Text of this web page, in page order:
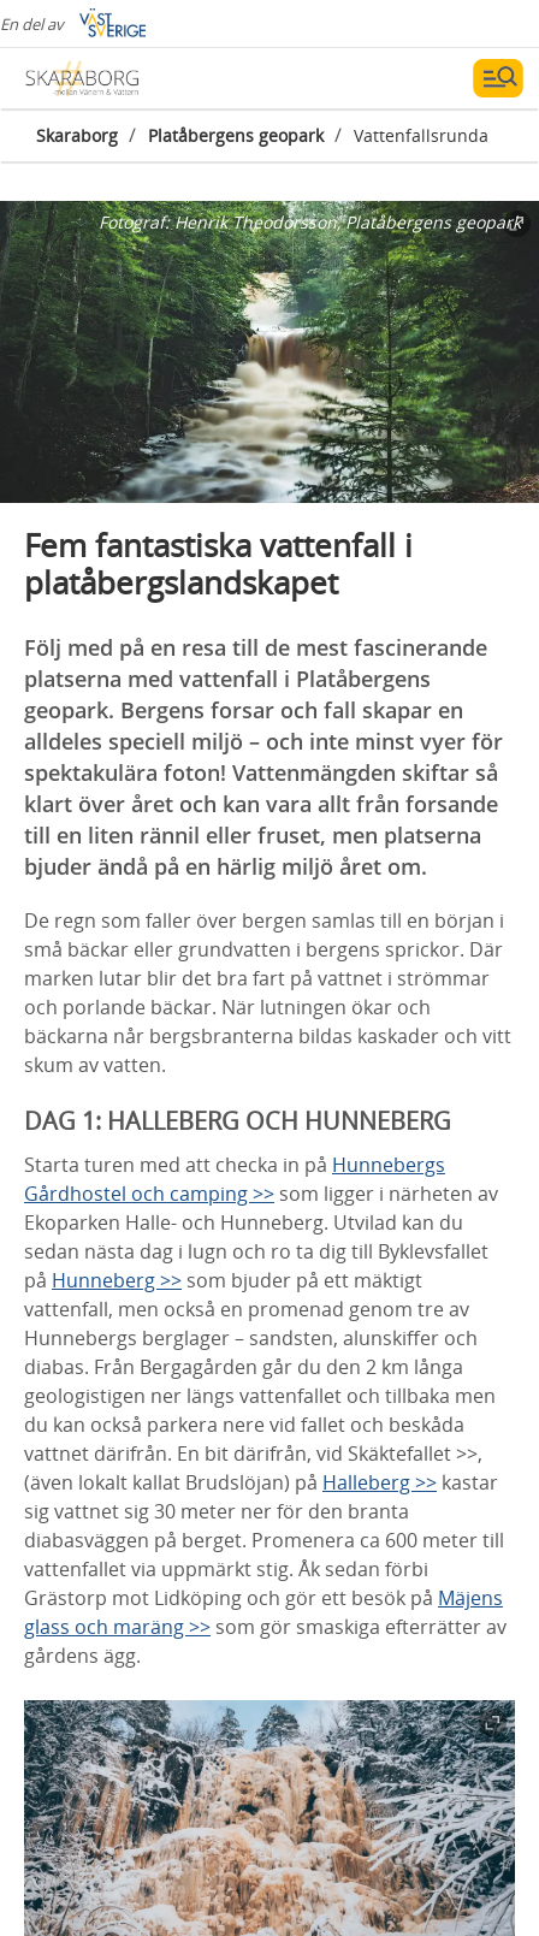
En del av
Skaraborg / Platåbergens geopark / Vattenfallsrunda
Fotograf:Henrik Theodorsson, Platåbergens geopark
Fem fantastiska vattenfall i
platåbergslandskapet
Följ med på en resa till de mest fascinerande
platserna med vattenfall i Platåbergens
geopark. Bergens forsar och fall skapar en
alldeles speciell miljö – och inte minst vyer för
spektakulära foton! Vattenmängden skiftar så
klart över året och kan vara allt från forsande
till en liten rännil eller fruset, men platserna
bjuder ändå på en härlig miljö året om.
De regn som faller över bergen samlas till en början i
små bäckar eller grundvatten i bergens sprickor. Där
marken lutar blir det bra fart på vattnet i strömmar
och porlande bäckar. När lutningen ökar och
bäckarna når bergsbranterna bildas kaskader och vitt
skum av vatten.
DAG 1: HALLEBERG OCH HUNNEBERG
Starta turen med att checka in på Hunnebergs
Gårdhostel och camping >> som ligger i närheten av
Ekoparken Halle- och Hunneberg. Utvilad kan du
sedan nästa dag i lugn och ro ta dig till Byklevsfallet
på Hunneberg >> som bjuder på ett mäktigt
vattenfall, men också en promenad genom tre av
Hunnebergs berglager – sandsten, alunskiffer och
diabas. Från Bergagården går du den 2 km långa
geologistigen ner längs vattenfallet och tillbaka men
du kan också parkera nere vid fallet och beskåda
vattnet därifrån. En bit därifrån, vid Skäktefallet >>,
(även lokalt kallat Brudslöjan) på Halleberg >> kastar
sig vattnet sig 30 meter ner för den branta
diabasväggen på berget. Promenera ca 600 meter till
vattenfallet via uppmärkt stig. Åk sedan förbi
Grästorp mot Lidköping och gör ett besök på Mäjens
glass och maräng >> som gör smaskiga efterrätter av
gårdens ägg.